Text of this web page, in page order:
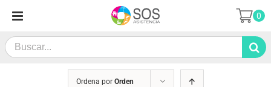
contenido
Search
for:
0
Ordena por Orden